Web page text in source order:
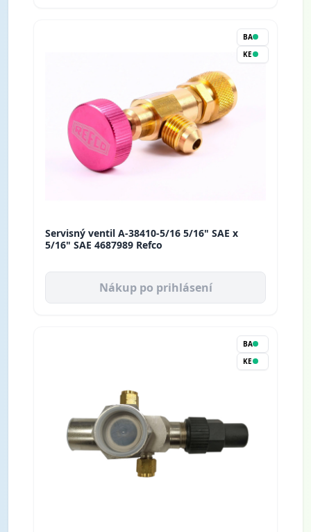
BA
KE
Servisný ventil A-38410-5/16 5/16" SAE x
5/16" SAE 4687989 Refco
Nákup po prihlásení
BA
KE